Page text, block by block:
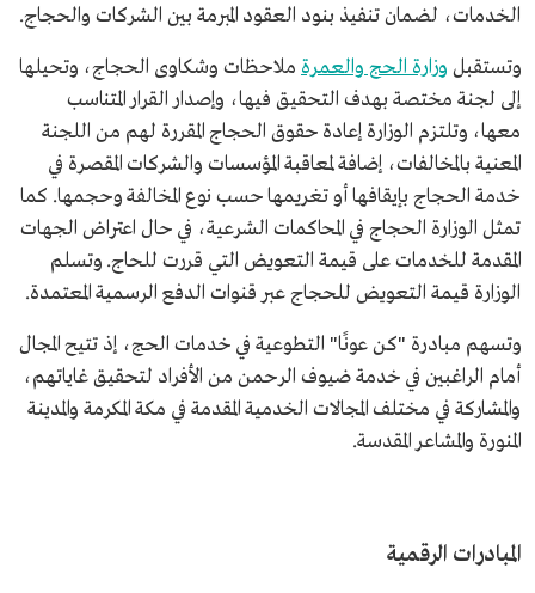
الخدمات، لضمان تنفيذ بنود العقود المبرمة بين الشركات والحجاج.
وتستقبل وزارة الحج والعمرة ملاحظات وشكاوى الحجاج، وتحيلها
إلى لجنة مختصة بهدف التحقيق فيها، وإصدار القرار المتناسب
معها، وتلتزم الوزارة إعادة حقوق الحجاج المقررة لهم من اللجنة
المعنية بالمخالفات، إضافة لمعاقبة المؤسسات والشركات المقصرة في
خدمة الحجاج بإيقافها أو تغريمها حسب نوع المخالفة وحجمها. كما
تمثل الوزارة الحجاج في المحاكمات الشرعية، في حال اعتراض الجهات
المقدمة للخدمات على قيمة التعويض التي قررت للحاج. وتسلم
الوزارة قيمة التعويض للحجاج عبر قنوات الدفع الرسمية المعتمدة.
وتسهم مبادرة "كن عونًا" التطوعية في خدمات الحج، إذ تتيح المجال
أمام الراغبين في خدمة ضيوف الرحمن من الأفراد لتحقيق غاياتهم،
والمشاركة في مختلف المجالات الخدمية المقدمة في مكة المكرمة والمدينة
المنورة والمشاعر المقدسة.
المبادرات الرقمية